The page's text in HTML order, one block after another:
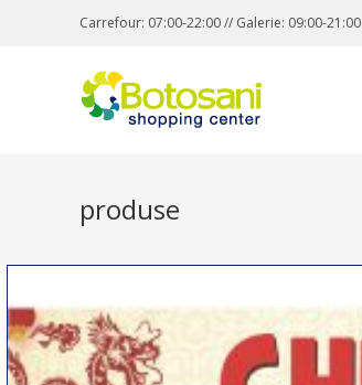
Carrefour: 07:00-22:00 // Galerie: 09:00-21:00
produse